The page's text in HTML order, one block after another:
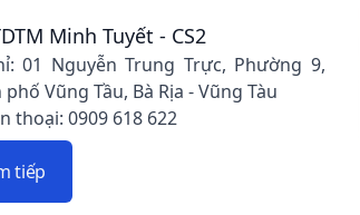
Minh Tuyết - CS2
01 Nguyễn Trung Trực, Phường 9,
Vũng Tầu, Bà Rịa - Vũng Tàu
thoại: 0909 618 622
tiếp